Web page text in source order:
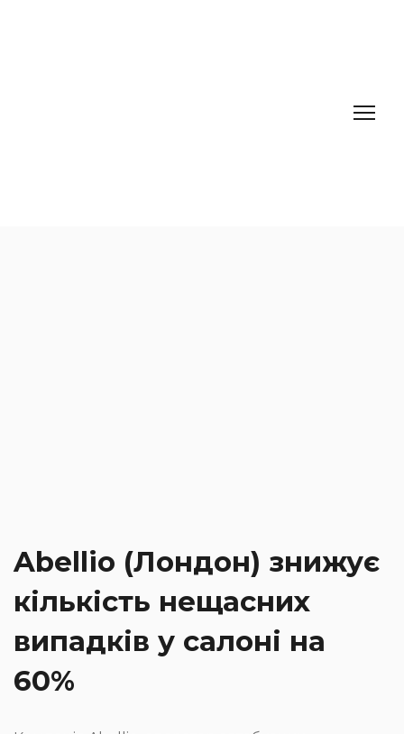
Abellio (Лондон) знижує
кількість нещасних
випадків у салоні на
60%